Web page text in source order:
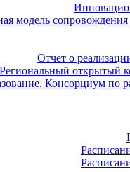
модель
Отчет о
Региональный открытый
Консорциум по